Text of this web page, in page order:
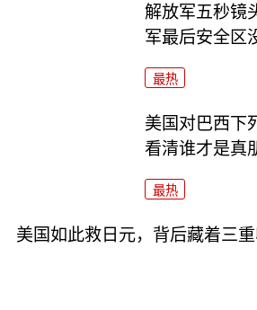
解放军五秒镜
军最后安全区
最热
美国对巴西下
看清谁才是真
最热
美国如此救日元，背后藏着三重